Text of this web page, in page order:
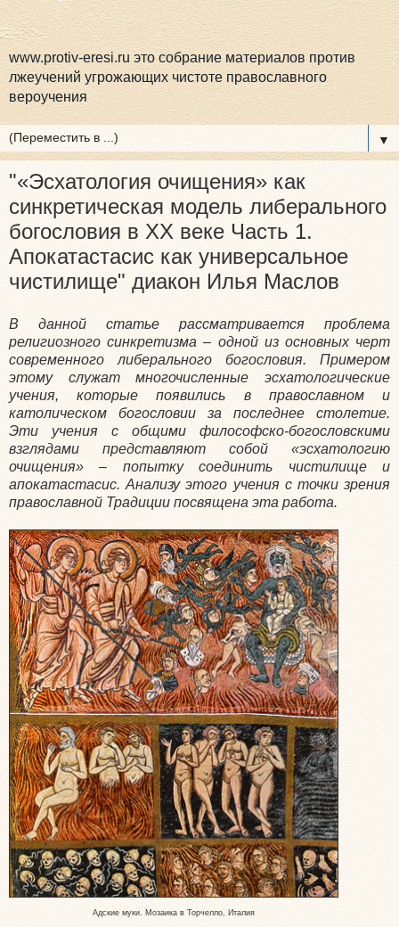
www.protiv-eresi.ru это собрание материалов против
лжеучений угрожающих чистоте православного
вероучения
▼
"«Эсхатология очищения» как
синкретическая модель либерального
богословия в XX веке Часть 1.
Апокатастасис как универсальное
чистилище" диакон Илья Маслов
В данной статье рассматривается проблема
религиозного синкретизма – одной из основных черт
современного либерального богословия. Примером
этому служат многочисленные эсхатологические
учения, которые появились в православном и
католическом богословии за последнее столетие.
Эти учения с общими философско-богословскими
взглядами представляют собой «эсхатологию
очищения» – попытку соединить чистилище и
апокатастасис. Анализу этого учения с точки зрения
православной Традиции посвящена эта работа.
Адские муки. Мозаика в Торчелло, Италия